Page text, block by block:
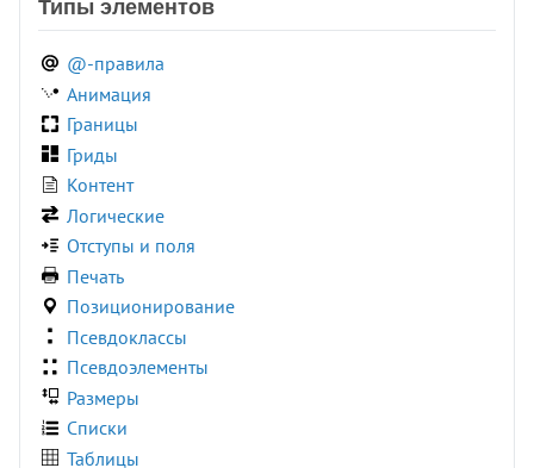
:only-of-type
:out-of-range
:paused
:picture-in-picture
:placeholder-shown
:playing
:read-write
:required
:right
:root
:seeking
:stalled
:target
opacity()
pow()
radial-gradient()
rect()
Типы элементов
@-правила
Анимация
Границы
Гриды
Контент
Логические
Отступы и поля
Печать
Позиционирование
Псевдоклассы
Псевдоэлементы
Размеры
Списки
Таблицы